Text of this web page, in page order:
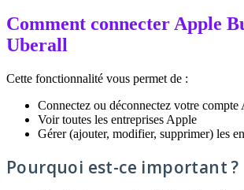
Comment connecter Apple
Uberall
Cette fonctionnalité vous permet de :
Connectez ou déconnectez votre compte
Voir toutes les entreprises Apple
Gérer (ajouter, modifier, supprimer) les
Pourquoi est-ce important ?